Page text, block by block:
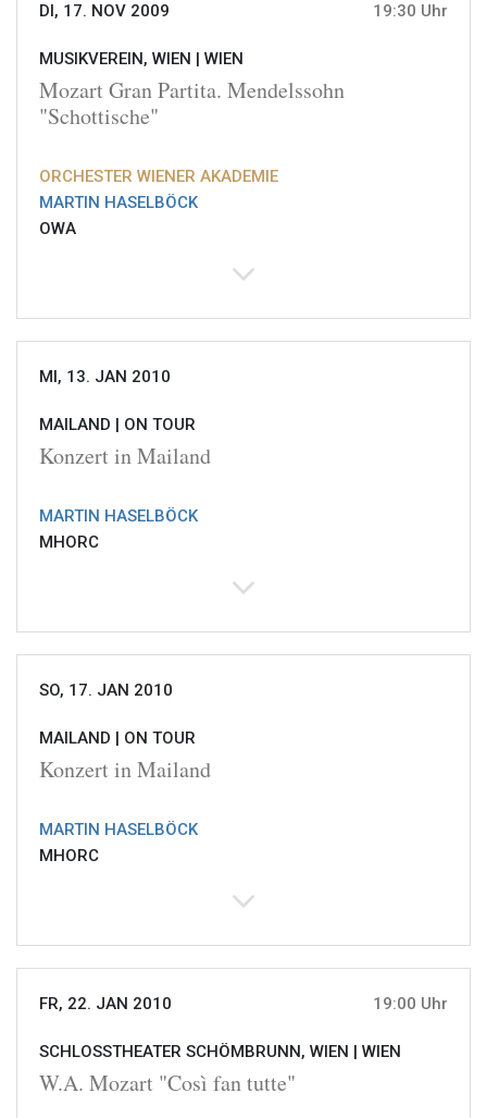
DI, 17. NOV 2009 19:30 Uhr
MUSIKVEREIN, WIEN | WIEN
Mozart Gran Partita. Mendelssohn
"Schottische"
ORCHESTER WIENER AKADEMIE
MARTIN HASELBÖCK
OWA
MI, 13. JAN 2010
MAILAND | ON TOUR
Konzert in Mailand
MARTIN HASELBÖCK
MHORC
SO, 17. JAN 2010
MAILAND | ON TOUR
Konzert in Mailand
MARTIN HASELBÖCK
MHORC
FR, 22. JAN 2010 19:00 Uhr
SCHLOSSTHEATER SCHÖMBRUNN, WIEN | WIEN
W.A. Mozart "Così fan tutte"